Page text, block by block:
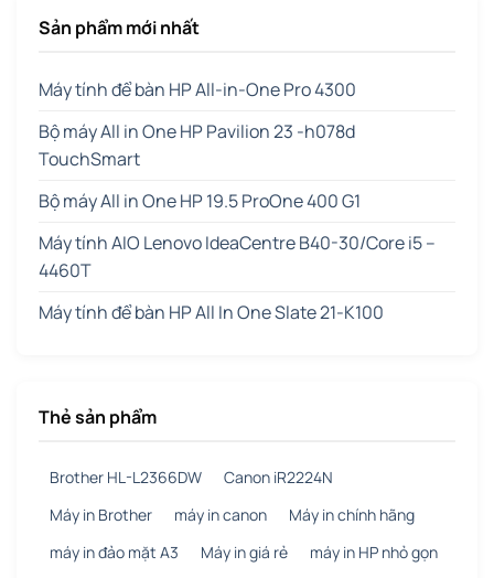
Sản phẩm mới nhất
Máy tính để bàn HP All-in-One Pro 4300
Bộ máy All in One HP Pavilion 23 -h078d
TouchSmart
Bộ máy All in One HP 19.5 ProOne 400 G1
Máy tính AIO Lenovo IdeaCentre B40-30/Core i5 –
4460T
Máy tính để bàn HP All In One Slate 21-K100
Thẻ sản phẩm
Brother HL-L2366DW
Canon iR2224N
Máy in Brother
máy in canon
Máy in chính hãng
máy in đảo mặt A3
Máy in giá rẻ
máy in HP nhỏ gọn